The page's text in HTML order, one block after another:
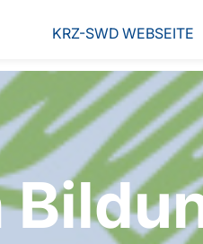
KRZ-SWD WEBSEITE